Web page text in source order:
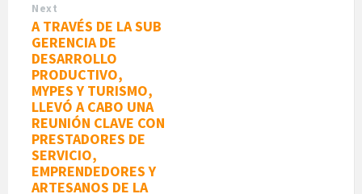
Next
A TRAVÉS DE LA SUB
GERENCIA DE
DESARROLLO
PRODUCTIVO,
MYPES Y TURISMO,
LLEVÓ A CABO UNA
REUNIÓN CLAVE CON
PRESTADORES DE
SERVICIO,
EMPRENDEDORES Y
ARTESANOS DE LA